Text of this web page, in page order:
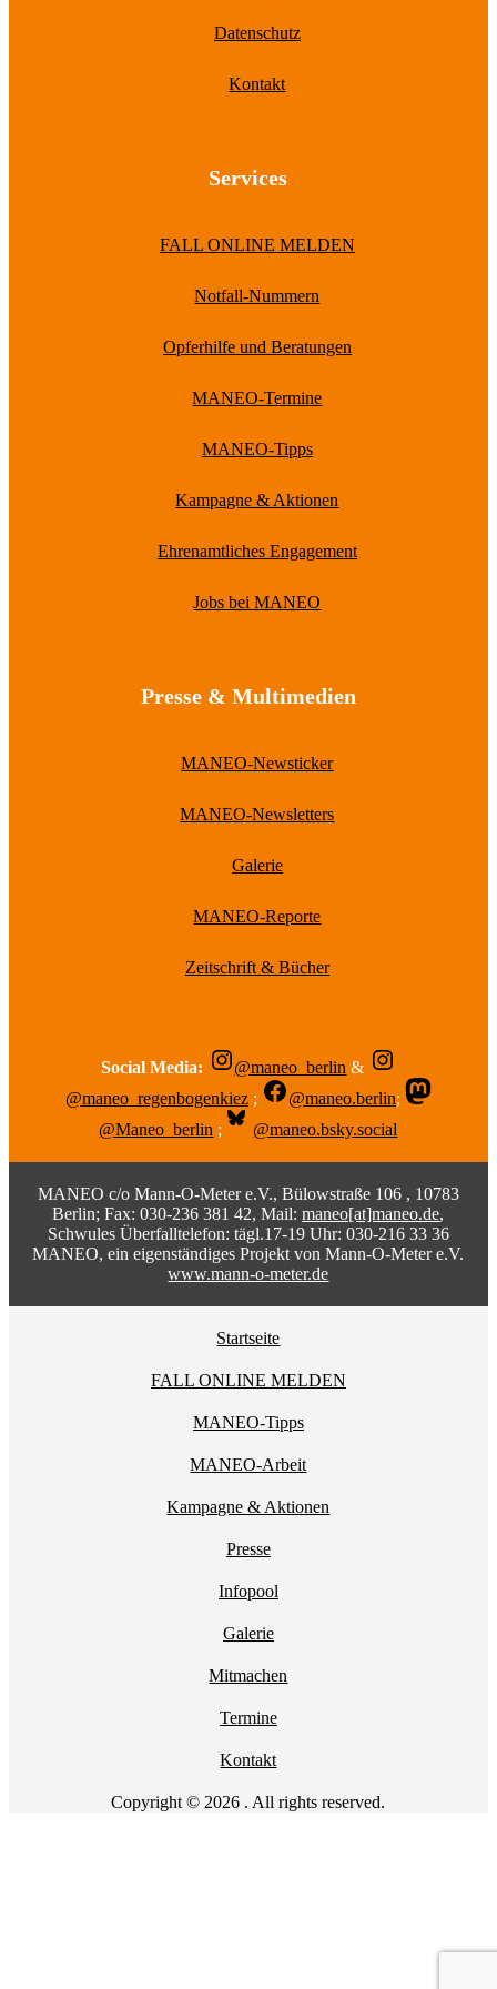
Datenschutz
Kontakt
Services
FALL ONLINE MELDEN
Notfall-Nummern
Opferhilfe und Beratungen
MANEO-Termine
MANEO-Tipps
Kampagne & Aktionen
Ehrenamtliches Engagement
Jobs bei MANEO
Presse & Multimedien
MANEO-Newsticker
MANEO-Newsletters
Galerie
MANEO-Reporte
Zeitschrift & Bücher
Social Media: @maneo_berlin &
@maneo_regenbogenkiez ; @maneo.berlin;
@Maneo_berlin ; @maneo.bsky.social
MANEO c/o Mann-O-Meter e.V., Bülowstraße 106 , 10783
Berlin; Fax: 030-236 381 42, Mail:maneo[at]maneo.de,
Schwules Überfalltelefon: tägl.17-19 Uhr: 030-216 33 36
MANEO, ein eigenständiges Projekt von Mann-O-Meter e.V.
www.mann-o-meter.de
Startseite
FALL ONLINE MELDEN
MANEO-Tipps
MANEO-Arbeit
Kampagne & Aktionen
Presse
Infopool
Galerie
Mitmachen
Termine
Kontakt
Copyright © 2026 . All rights reserved.